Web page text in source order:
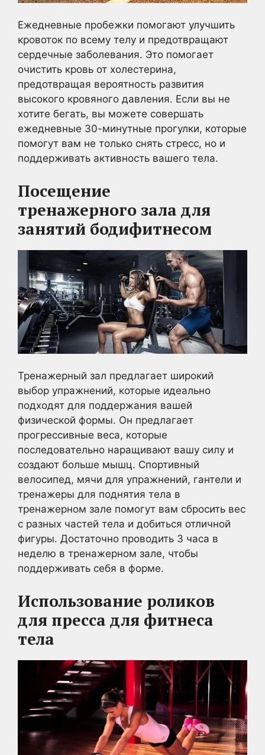
Ежедневные пробежки помогают улучшить
кровоток по всему телу и предотвращают
сердечные заболевания. Это помогает
очистить кровь от холестерина,
предотвращая вероятность развития
высокого кровяного давления. Если вы не
хотите бегать, вы можете совершать
ежедневные 30-минутные прогулки, которые
помогут вам не только снять стресс, но и
поддерживать активность вашего тела.
Посещение
тренажерного зала для
занятий бодифитнесом
Тренажерный зал предлагает широкий
выбор упражнений, которые идеально
подходят для поддержания вашей
физической формы. Он предлагает
прогрессивные веса, которые
последовательно наращивают вашу силу и
создают больше мышц. Спортивный
велосипед, мячи для упражнений, гантели и
тренажеры для поднятия тела в
тренажерном зале помогут вам сбросить вес
с разных частей тела и добиться отличной
фигуры. Достаточно проводить 3 часа в
неделю в тренажерном зале, чтобы
поддерживать себя в форме.
Использование роликов
для пресса для фитнеса
тела